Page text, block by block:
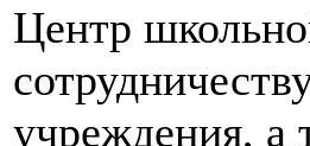
Центр
учреждения, а